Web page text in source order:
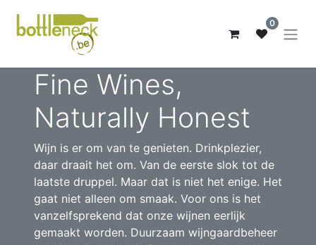
0
Fine Wines,
Naturally Honest
Wijn is er om van te genieten. Drinkplezier,
daar draait het om. Van de eerste slok tot de
laatste druppel. Maar dat is niet het enige. Het
gaat niet alleen om smaak. Voor ons is het
vanzelfsprekend dat onze wijnen eerlijk
gemaakt worden. Duurzaam wijngaardbeheer